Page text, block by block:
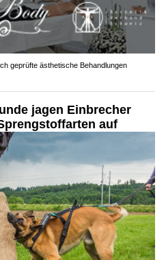
geprüfte ästhetische Behandlungen
jagen Einbrecher
auf